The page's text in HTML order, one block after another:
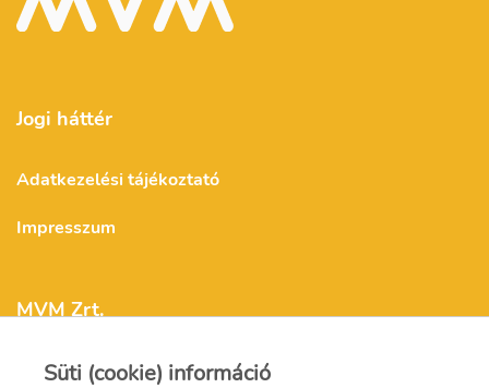
Jogi háttér
Adatkezelési tájékoztató
Impresszum
MVM Zrt.
Süti (cookie) információ